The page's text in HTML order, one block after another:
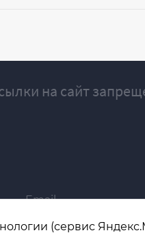
на сайт
Email
(сервис